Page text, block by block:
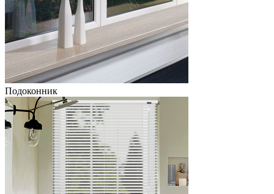
Подоконник